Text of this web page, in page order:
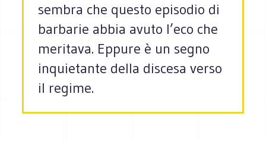
sembra che questo episodio di
barbarie abbia avuto l’eco che
meritava. Eppure è un segno
inquietante della discesa verso
il regime.